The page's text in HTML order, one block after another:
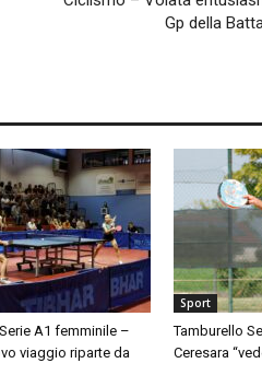
Gp della
A1 femminile –
viaggio riparte da
Sport
Tamburello
Ceresara